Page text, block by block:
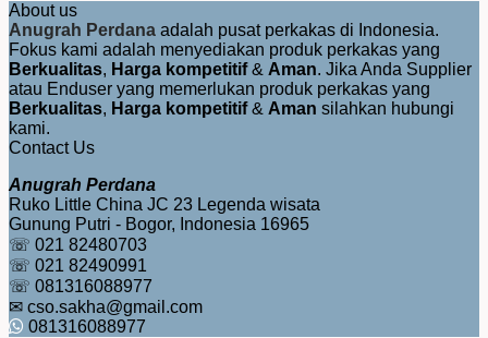
About us
Anugrah Perdana adalah pusat perkakas di Indonesia.
Fokus kami adalah menyediakan produk perkakas yang
Berkualitas, Harga kompetitif& Aman. Jika Anda Supplier
atau Enduser yang memerlukan produk perkakas yang
Berkualitas, Harga kompetitif& Aman silahkan hubungi
kami.
Contact Us
Anugrah Perdana
Ruko Little China JC 23 Legenda wisata
Gunung Putri - Bogor, Indonesia 16965
☏ 021 82480703
☏ 021 82490991
☏ 081316088977
✉ cso.sakha@gmail.com
081316088977